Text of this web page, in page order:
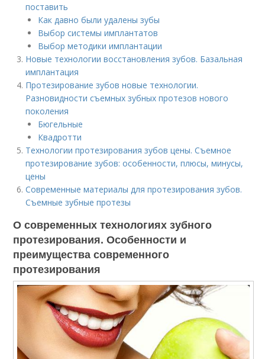
поставить
Как давно были удалены зубы
Выбор системы имплантатов
Выбор методики имплантации
Новые технологии восстановления зубов. Базальная
имплантация
Протезирование зубов новые технологии.
Разновидности съемных зубных протезов нового
поколения
Бюгельные
Квадротти
Технологии протезирования зубов цены. Съемное
протезирование зубов: особенности, плюсы, минусы,
цены
Современные материалы для протезирования зубов.
Съемные зубные протезы
О современных технологиях зубного
протезирования. Особенности и
преимущества современного
протезирования